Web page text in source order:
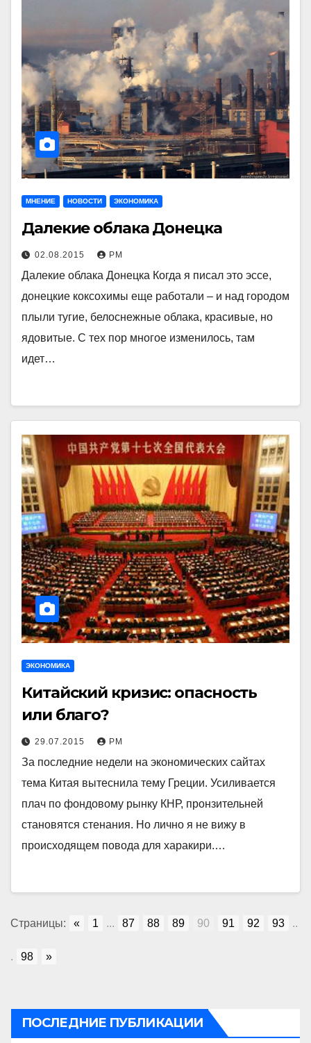
МНЕНИЕ НОВОСТИ ЭКОНОМИКА
Далекие облака Донецка
02.08.2015 РМ
Далекие облака Донецка Когда я писал это эссе,
донецкие коксохимы еще работали – и над городом
плыли тугие, белоснежные облака, красивые, но
ядовитые. С тех пор многое изменилось, там
идет…
ЭКОНОМИКА
Китайский кризис: опасность
или благо?
29.07.2015 РМ
За последние недели на экономических сайтах
тема Китая вытеснила тему Греции. Усиливается
плач по фондовому рынку КНР, пронзительней
становятся стенания. Но лично я не вижу в
происходящем повода для харакири.…
Страницы: « 1 ... 87 88 89 90 91 92 93 ..
. 98 »
ПОСЛЕДНИЕ ПУБЛИКАЦИИ